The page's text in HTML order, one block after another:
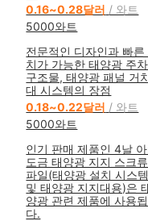
0.16~0.28달러 / 와트
5000와트
전문적인 디자인과 빠른
치가 가능한 태양광 주
구조물, 태양광 패널 거
대 시스템의 장점
0.18~0.22달러 / 와트
5000와트
인기 판매 제품인 4날 아
도금 태양광 지지 스크류
파일(태양광 설치 시스템
및 태양광 지지대용)은
양광 관련 제품에 사용
다.